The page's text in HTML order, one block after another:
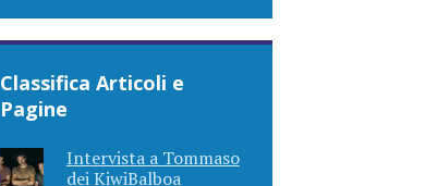
Classifica Articoli e
Pagine
Intervista a Tommaso
dei KiwiBalboa